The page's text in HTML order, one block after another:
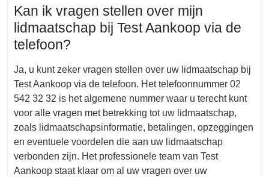
Kan ik vragen stellen over mijn
lidmaatschap bij Test Aankoop via de
telefoon?
Ja, u kunt zeker vragen stellen over uw lidmaatschap bij
Test Aankoop via de telefoon. Het telefoonnummer 02
542 32 32 is het algemene nummer waar u terecht kunt
voor alle vragen met betrekking tot uw lidmaatschap,
zoals lidmaatschapsinformatie, betalingen, opzeggingen
en eventuele voordelen die aan uw lidmaatschap
verbonden zijn. Het professionele team van Test
Aankoop staat klaar om al uw vragen over uw